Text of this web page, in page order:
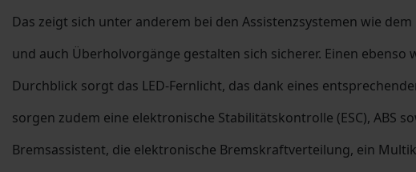
Das zeigt sich unter anderem bei den Assistenzsystemen wie
und auch Überholvorgänge gestalten sich sicherer. Einen
Durchblick sorgt das LED-Fernlicht, das dank eines
sorgen zudem eine elektronische Stabilitätskontrolle (ESC), ABS
Bremsassistent, die elektronische Bremskraftverteilung, ein